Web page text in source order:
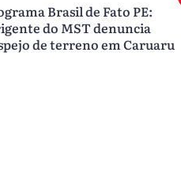
Brasil de Fato PE:
do MST denuncia
de terreno em Caruaru